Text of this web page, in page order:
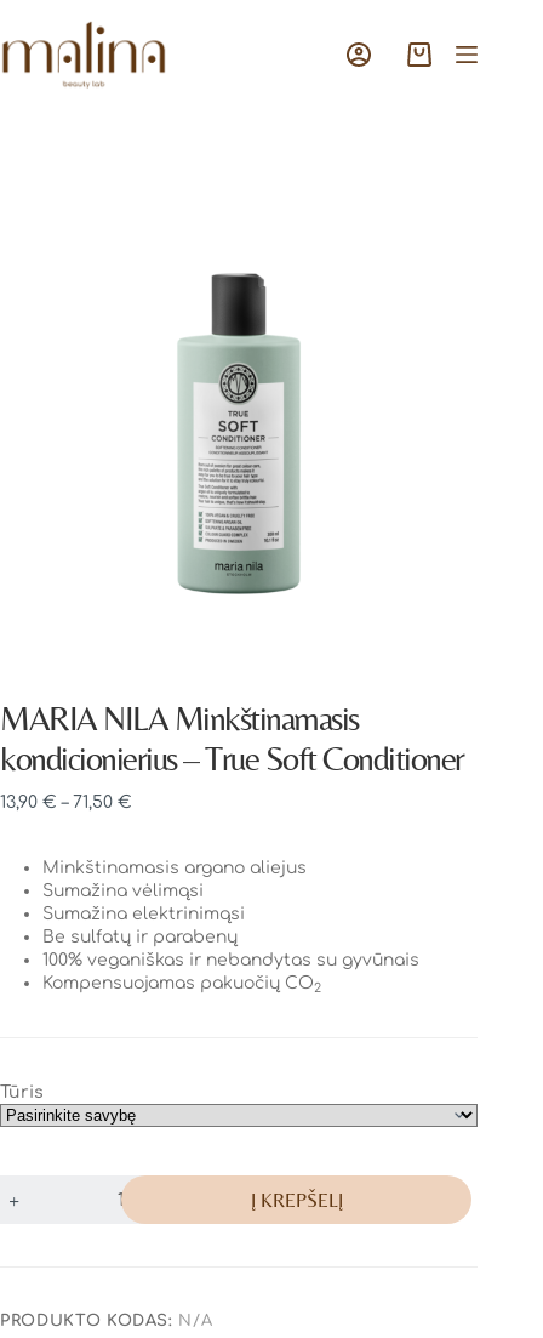
MARIA NILA Minkštinamasis
kondicionierius – True Soft Conditioner
13,90 € – 71,50 €
Minkštinamasis argano aliejus
Sumažina vėlimąsi
Sumažina elektrinimąsi
Be sulfatų ir parabenų
100% veganiškas ir nebandytas su gyvūnais
Kompensuojamas pakuočių CO2
Tūris
Į KREPŠELĮ
PRODUKTO KODAS: N/A